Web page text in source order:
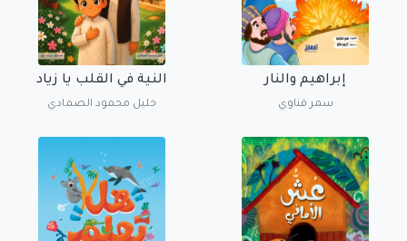
إبراهيم والنار
سمر قناوي
النية في القلب يا زياد
خليل محمود الصمادي